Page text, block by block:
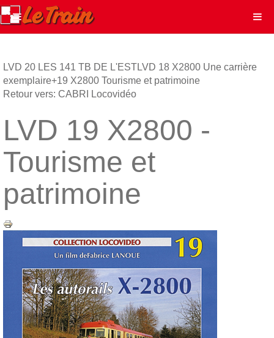
LVD 20 LES 141 TB DE L'ESTLVD 18 X2800 Une carrière
exemplaire+19 X2800 Tourisme et patrimoine
Retour vers: CABRI Locovidéo
LVD 19 X2800 -
Tourisme et
patrimoine